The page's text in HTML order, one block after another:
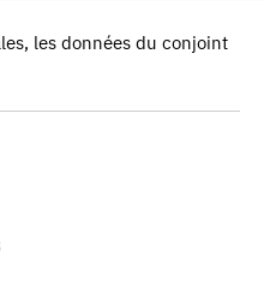
les données du conjoint